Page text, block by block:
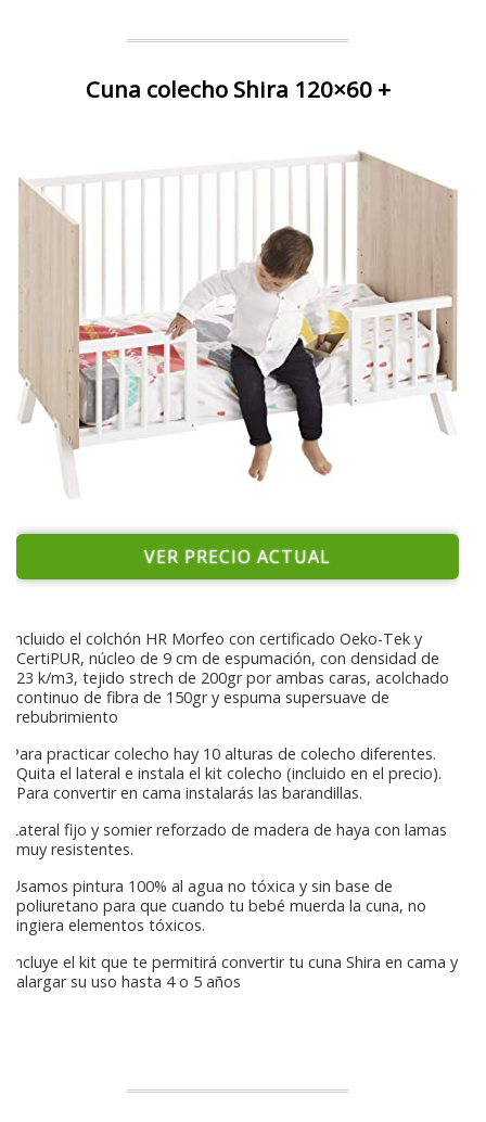
Cuna colecho Shira 120×60 +
VER PRECIO ACTUAL
Incluido el colchón HR Morfeo con certificado Oeko-Tek y
CertiPUR, núcleo de 9 cm de espumación, con densidad de
23 k/m3, tejido strech de 200gr por ambas caras, acolchado
continuo de fibra de 150gr y espuma supersuave de
rebubrimiento
Para practicar colecho hay 10 alturas de colecho diferentes.
Quita el lateral e instala el kit colecho (incluido en el precio).
Para convertir en cama instalarás las barandillas.
Lateral fijo y somier reforzado de madera de haya con lamas
muy resistentes.
Usamos pintura 100% al agua no tóxica y sin base de
poliuretano para que cuando tu bebé muerda la cuna, no
ingiera elementos tóxicos.
Incluye el kit que te permitirá convertir tu cuna Shira en cama y
alargar su uso hasta 4 o 5 años